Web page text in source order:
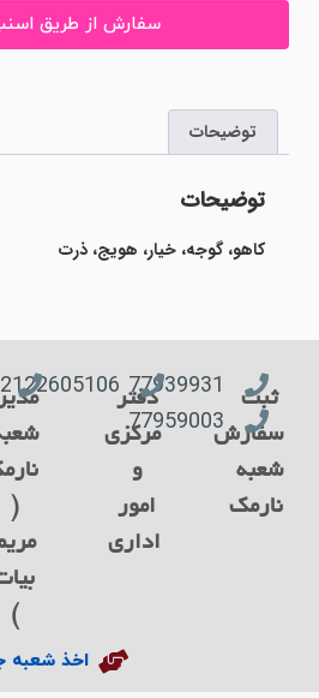
سفارش از طریق اسنپ
توضیحات
توضیحات
کاهو، گوجه، خیار، هویج، ذرت
ثبت
77939931
77959003
دفتر
مرکزی
اداری
02122605106
مدیریت
شعبه
نارمک
مریم
بیات
اخذ شعبه جدید